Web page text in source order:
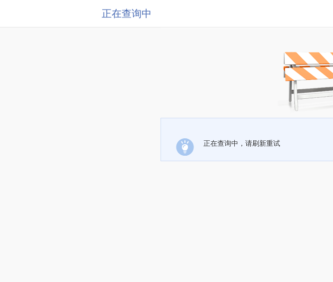
正在查询中
正在查询中，请刷新重试